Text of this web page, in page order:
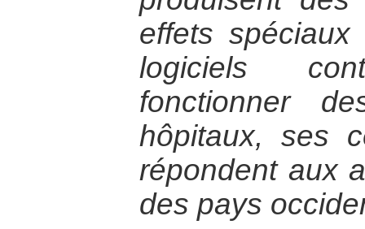
effets
logiciels
fonctionner
hôpitaux, ses
répondent aux
des pays